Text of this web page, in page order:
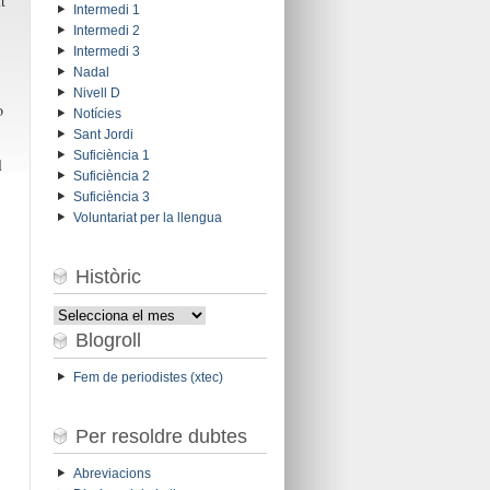
Intermedi 1
Intermedi 2
Intermedi 3
Nadal
Nivell D
Notícies
Sant Jordi
Suficiència 1
Suficiència 2
Suficiència 3
Voluntariat per la llengua
Històric
Històric
Blogroll
Fem de periodistes (xtec)
Per resoldre dubtes
Abreviacions